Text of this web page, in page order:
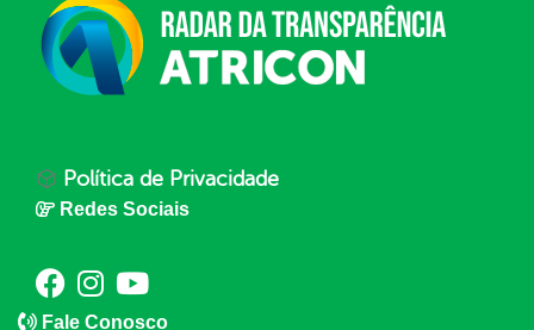
Política de Privacidade
Redes Sociais
Fale Conosco